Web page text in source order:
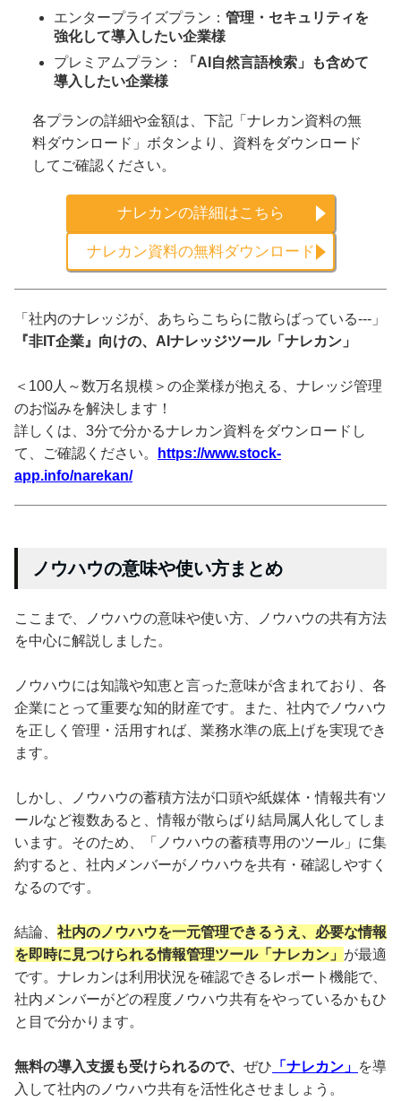
エンタープライズプラン： 管理・セキュリティを
強化して導入したい企業様
プレミアムプラン：
「AI自然言語検索」も含めて
導入したい企業様
各プランの詳細や金額は、下記「ナレカン資料の無
料ダウンロード」ボタンより、資料をダウンロード
してご確認ください。
ナレカンの詳細はこちら
ナレカン資料の無料ダウンロード
「社内のナレッジが、あちらこちらに散らばっている---」
『非IT企業』向けの、AIナレッジツール「ナレカン」
＜100人～数万名規模＞の企業様が抱える、ナレッジ管理
のお悩みを解決します！
詳しくは、3分で分かるナレカン資料をダウンロードし
て、ご確認ください。
https://www.stock-
app.info/narekan/
ノウハウの意味や使い方まとめ
ここまで、ノウハウの意味や使い方、ノウハウの共有方法
を中心に解説しました。
ノウハウには知識や知恵と言った意味が含まれており、各
企業にとって重要な知的財産です。また、社内でノウハウ
を正しく管理・活用すれば、業務水準の底上げを実現でき
ます。
しかし、ノウハウの蓄積方法が口頭や紙媒体・情報共有ツ
ールなど複数あると、情報が散らばり結局属人化してしま
います。そのため、「ノウハウの蓄積専用のツール」に集
約すると、社内メンバーがノウハウを共有・確認しやすく
なるのです。
結論、 社内のノウハウを一元管理できるうえ、必要な情報
を即時に見つけられる情報管理ツール「ナレカン」 が最適
です。ナレカンは利用状況を確認できるレポート機能で、
社内メンバーがどの程度ノウハウ共有をやっているかもひ
と目で分かります。
無料の導入支援も受けられるので、 ぜひ 「ナレカン」 を導
入して社内のノウハウ共有を活性化させましょう。